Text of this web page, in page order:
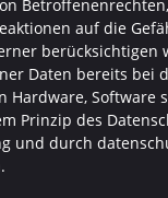
auf die
berücksichtigen
Daten bereits bei
Hardware, Software
Prinzip des
und durch